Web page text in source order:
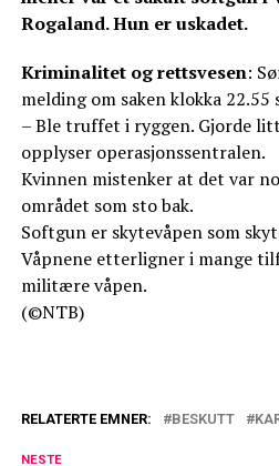
Rogaland. Hun er uskadet.
Kriminalitet og rettsvesen:
melding om saken klokka 22.55
– Ble truffet i ryggen. Gjorde
opplyser operasjonssentralen.
Kvinnen mistenker at det var
området som sto bak.
Softgun er skytevåpen som
Våpnene etterligner i mange
militære våpen.
(©NTB)
RELATERTE EMNER: BESKUTT
NESTE